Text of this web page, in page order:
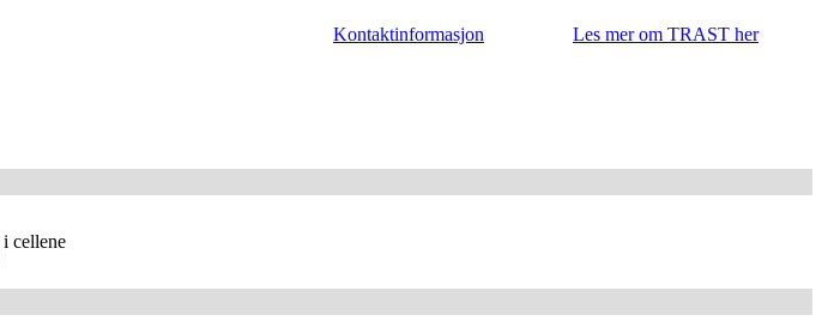
Les mer om TRAST her
Kontaktinformasjon
i cellene